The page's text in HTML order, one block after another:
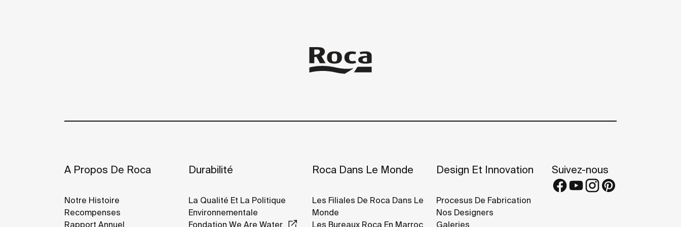
A Propos De Roca
Notre Histoire
Recompenses
Rapport Annuel
Durabilité
La Qualité Et La Politique
Environnementale
Fondation We Are Water
Roca Dans Le Monde
Les Filiales De Roca Dans Le
Monde
Les Bureaux Roca En Marroc
Design Et Innovation
Procesus De Fabrication
Nos Designers
Galeries
Suivez-nous